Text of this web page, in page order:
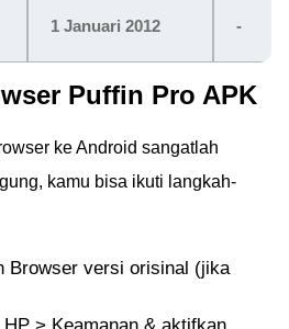
1 Januari 2012 -
Puffin Pro APK
ke Android sangatlah
kamu bisa ikuti langkah-
Browser versi orisinal (jika